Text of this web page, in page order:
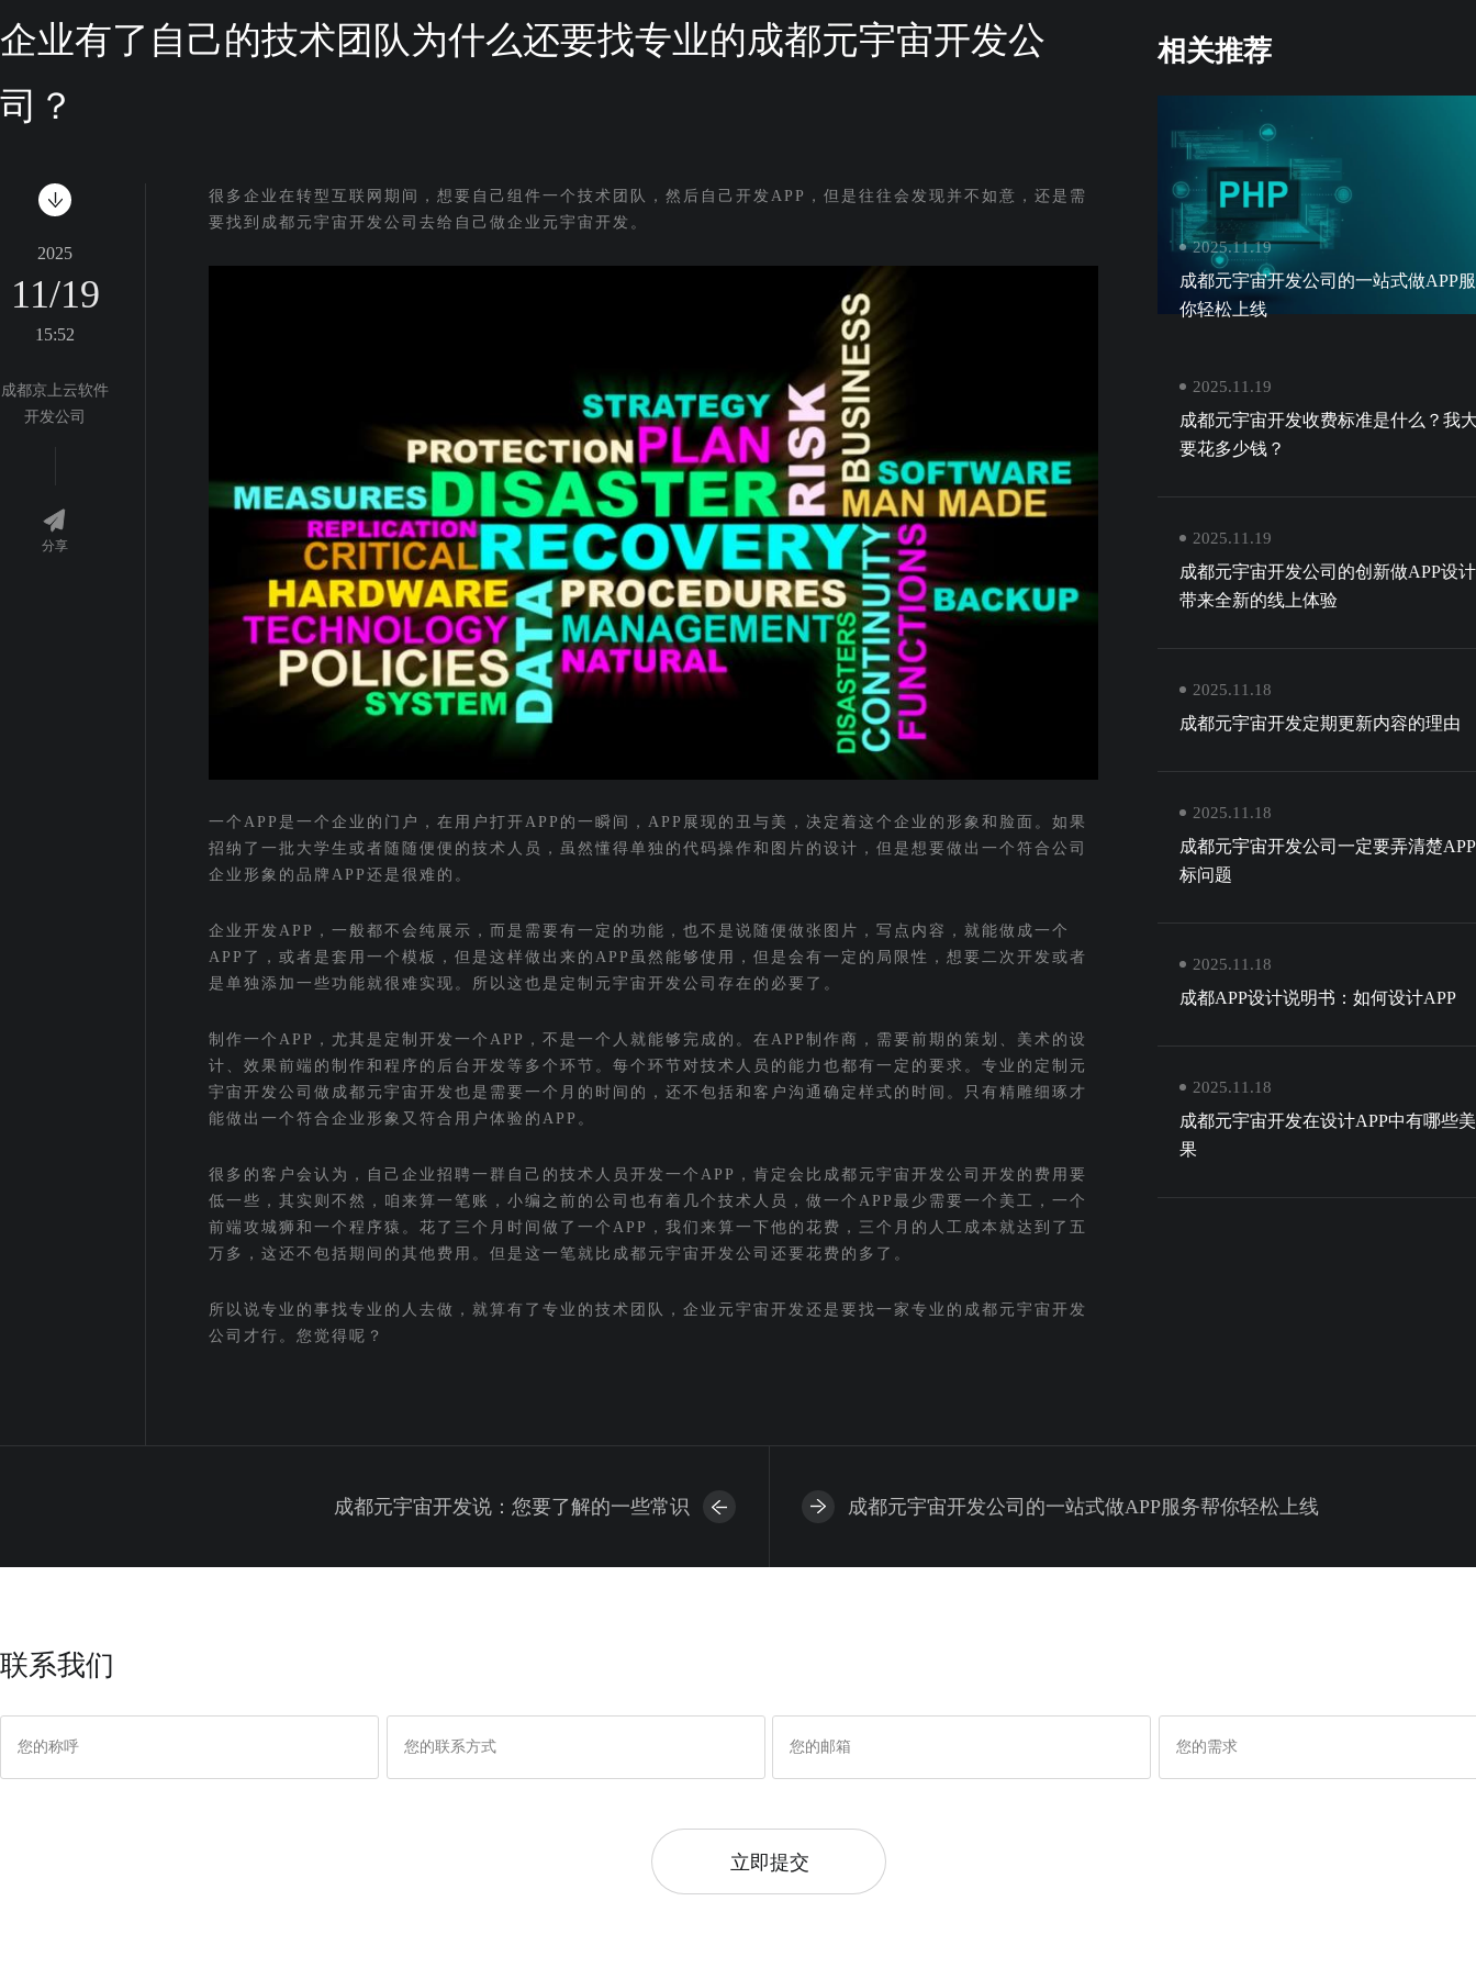
企业有了自己的技术团队为什么还要找专业的成都元宇宙开发公
司？
2025
11/19
15:52
成都京上云软件
开发公司
分享
很多企业在转型互联网期间，想要自己组件一个技术团队，然后自己开发APP，但是往往会发现并不如意，还是需
要找到成都元宇宙开发公司去给自己做企业元宇宙开发。
一个APP是一个企业的门户，在用户打开APP的一瞬间，APP展现的丑与美，决定着这个企业的形象和脸面。如果
招纳了一批大学生或者随随便便的技术人员，虽然懂得单独的代码操作和图片的设计，但是想要做出一个符合公司
企业形象的品牌APP还是很难的。
企业开发APP，一般都不会纯展示，而是需要有一定的功能，也不是说随便做张图片，写点内容，就能做成一个
APP了，或者是套用一个模板，但是这样做出来的APP虽然能够使用，但是会有一定的局限性，想要二次开发或者
是单独添加一些功能就很难实现。所以这也是定制元宇宙开发公司存在的必要了。
制作一个APP，尤其是定制开发一个APP，不是一个人就能够完成的。在APP制作商，需要前期的策划、美术的设
计、效果前端的制作和程序的后台开发等多个环节。每个环节对技术人员的能力也都有一定的要求。专业的定制元
宇宙开发公司做成都元宇宙开发也是需要一个月的时间的，还不包括和客户沟通确定样式的时间。只有精雕细琢才
能做出一个符合企业形象又符合用户体验的APP。
很多的客户会认为，自己企业招聘一群自己的技术人员开发一个APP，肯定会比成都元宇宙开发公司开发的费用要
低一些，其实则不然，咱来算一笔账，小编之前的公司也有着几个技术人员，做一个APP最少需要一个美工，一个
前端攻城狮和一个程序猿。花了三个月时间做了一个APP，我们来算一下他的花费，三个月的人工成本就达到了五
万多，这还不包括期间的其他费用。但是这一笔就比成都元宇宙开发公司还要花费的多了。
所以说专业的事找专业的人去做，就算有了专业的技术团队，企业元宇宙开发还是要找一家专业的成都元宇宙开发
公司才行。您觉得呢？
相关推荐
2025.11.19
成都元宇宙开发公司的一站式做APP
你轻松上线
2025.11.19
成都元宇宙开发收费标准是什么？我
要花多少钱？
2025.11.19
成都元宇宙开发公司的创新做APP设
带来全新的线上体验
2025.11.18
成都元宇宙开发定期更新内容的理由
2025.11.18
成都元宇宙开发公司一定要弄清楚
标问题
2025.11.18
成都APP设计说明书：如何设计APP
2025.11.18
成都元宇宙开发在设计APP中有哪些
果
成都元宇宙开发说：您要了解的一些常识 成都元宇宙开发公司的一站式做APP服务帮你轻松上线
联系我们
立即提交